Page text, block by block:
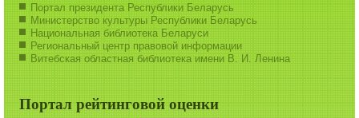
Портал президента Республики Беларусь
Министерство культуры Республики Беларусь
Национальная библиотека Беларуси
Региональный центр правовой информации
Витебская областная библиотека имени В. И. Ленина
Портал рейтинговой оценки